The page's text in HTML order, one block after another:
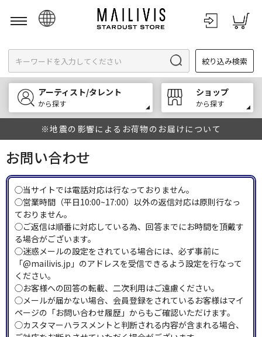
English
한국어
中文
絞り込み検索
アーティスト/タレント
から探す
ショップ
から探す
※地震の影響によるお荷物のお届けについて
お問い合わせ
◯当サイトでは電話対応は行なっておりません。
◯営業時間（平日10:00~17:00）以外の返信対応は原則行なっ
ておりません。
◯ご返信は順番に対応している為、回答までにお時間を頂戴す
る場合がございます。
◯迷惑メールの設定をされている場合には、必ず事前に
「@mailivis.jp」のアドレスを受信できるよう設定を行なって
ください。
◯お客様への回答の転載、二次利用はご遠慮ください。
◯メールが届かない場合、会員登録をされているお客様はマイ
ページの「お問い合わせ履歴」からもご確認いただけます。
◯カスタマーハラスメントと判断される内容が含まれる場合、